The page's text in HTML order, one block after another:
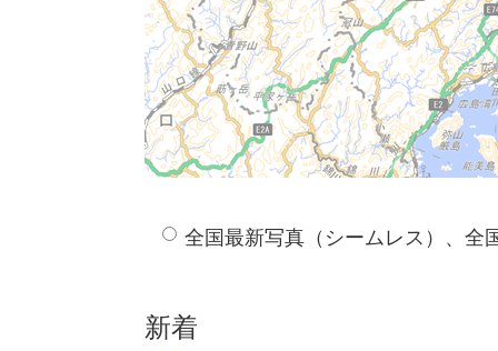
全国最新写真（シームレス）、全
新着